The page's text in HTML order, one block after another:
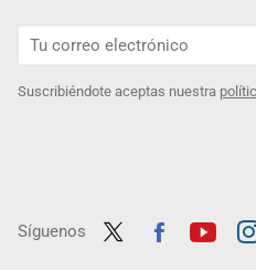
Suscribiéndote aceptas nuestra
Síguenos